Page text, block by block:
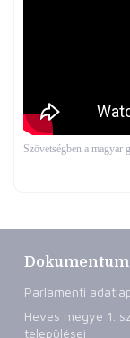
Szövetségben a magyar
Parlamenti
Heves megye 1.
települései